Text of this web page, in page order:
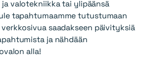
valotekniikka tai ylipäänsä
tapahtumaamme tutustumaan
saadakseen päivityksiä
ja nähdään
alla!